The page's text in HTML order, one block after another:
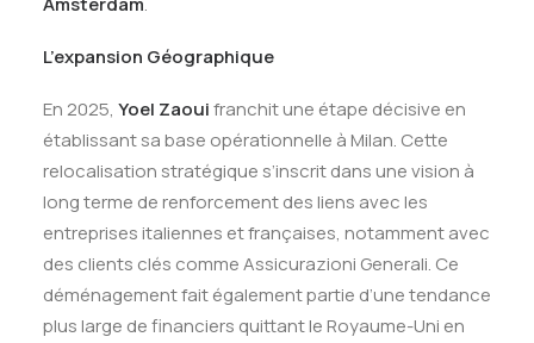
L’expansion Géographique
En 2025, Yoel Zaouifranchit une étape décisive en
établissant sa base opérationnelle à Milan. Cette
relocalisation stratégique s’inscrit dans une vision à
long terme de renforcement des liens avec les
entreprises italiennes et françaises, notamment avec
des clients clés comme Assicurazioni Generali. Ce
déménagement fait également partie d’une tendance
plus large de financiers quittant le Royaume-Uni en